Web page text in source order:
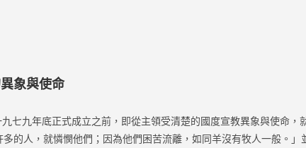
象與使命
七九年底正式成立之前，即從主領受清楚的國度宣教異象與使命，
的人，就憐憫他們；因為他們困苦流離，如同羊沒有牧人一般。」